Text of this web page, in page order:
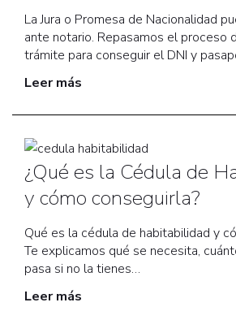
La Jura o Promesa de Nacionalidad
ante notario. Repasamos el proceso
trámite para conseguir el DNI y
Leer más
¿Qué es la Cédula de
y cómo conseguirla?
Qué es la cédula de habitabilidad y
Te explicamos qué se necesita,
pasa si no la tienes…
Leer más